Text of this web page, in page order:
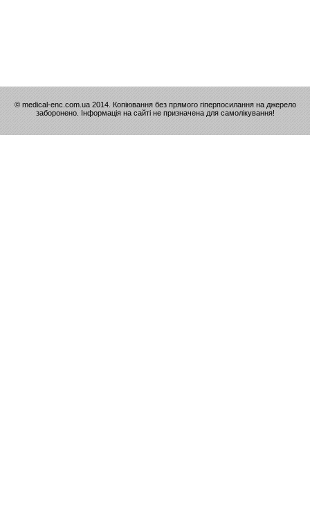
© medical-enc.com.ua 2014. Копіювання без прямого гіперпосилання на джерело
заборонено. Інформація на сайті не призначена для самолікування!